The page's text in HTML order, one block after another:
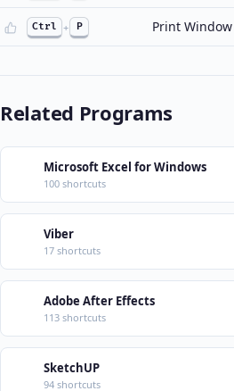
Ctrl + P Print Window
Related Programs
Microsoft Excel for Windows
100 shortcuts
Viber
17 shortcuts
Adobe After Effects
113 shortcuts
SketchUP
94 shortcuts